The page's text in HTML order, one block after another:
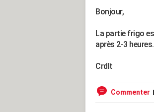
Bonjour,
La partie frigo
après 2-3 heures.
Crdlt
Commenter